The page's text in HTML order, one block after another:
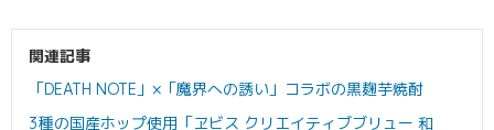
関連記事
「DEATH NOTE」×「魔界への誘い」コラボの黒麹芋焼酎
3種の国産ホップ使用「ヱビス クリエイティブブリュー 和